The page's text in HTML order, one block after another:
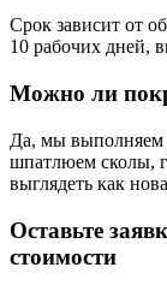
Срок зависит от
10 рабочих дней,
Можно ли
Да, мы выполняем
шпатлюем сколы,
выглядеть как
Оставьте
стоимости